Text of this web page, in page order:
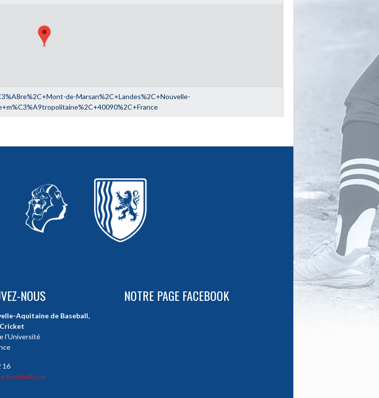
de-Marsan%2C+Landes%2C+Nouvelle-
NOUS
Aquitaine de Baseball,
l’Université
16
baseball.com
NOTRE PAGE FACEBOOK